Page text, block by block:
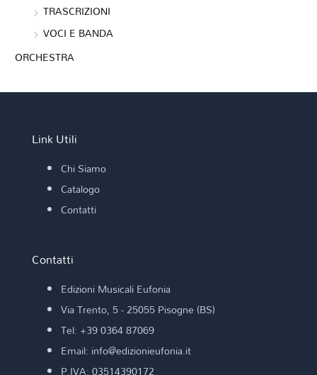
TRASCRIZIONI
VOCI E BANDA
ORCHESTRA
Link Utili
Chi Siamo
Catalogo
Contatti
Contatti
Edizioni Musicali Eufonia
Via Trento, 5 - 25055 Pisogne (BS)
Tel: +39 0364 87069
Email: info@edizionieufonia.it
P.IVA: 03514390172